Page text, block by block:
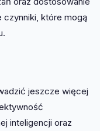
które mogą
jeszcze więcej
inteligencji oraz